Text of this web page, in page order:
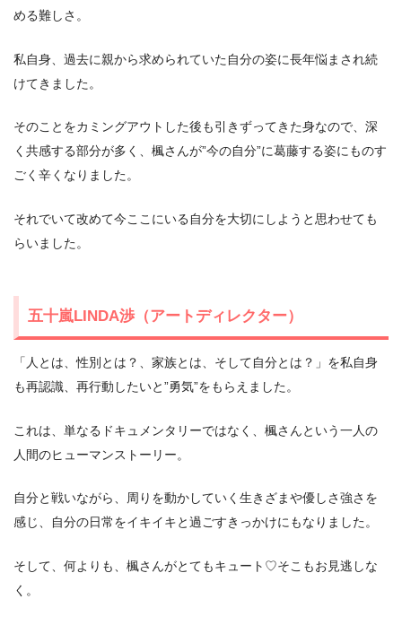
める難しさ。
私自身、過去に親から求められていた自分の姿に長年悩まされ続
けてきました。
そのことをカミングアウトした後も引きずってきた身なので、深
く共感する部分が多く、楓さんが”今の自分”に葛藤する姿にものす
ごく辛くなりました。
それでいて改めて今ここにいる自分を大切にしようと思わせても
らいました。
五十嵐LINDA渉（アートディレクター）
「人とは、性別とは？、家族とは、そして自分とは？」を私自身
も再認識、再行動したいと”勇気”をもらえました。
これは、単なるドキュメンタリーではなく、楓さんという一人の
人間のヒューマンストーリー。
自分と戦いながら、周りを動かしていく生きざまや優しさ強さを
感じ、自分の日常をイキイキと過ごすきっかけにもなりました。
そして、何よりも、楓さんがとてもキュート♡そこもお見逃しな
く。